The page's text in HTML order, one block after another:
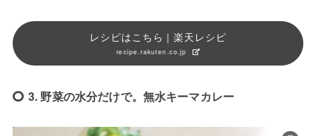
レシピはこちら｜楽天レシピ
recipe.rakuten.co.jp
3. 野菜の水分だけで。無水キーマカレー